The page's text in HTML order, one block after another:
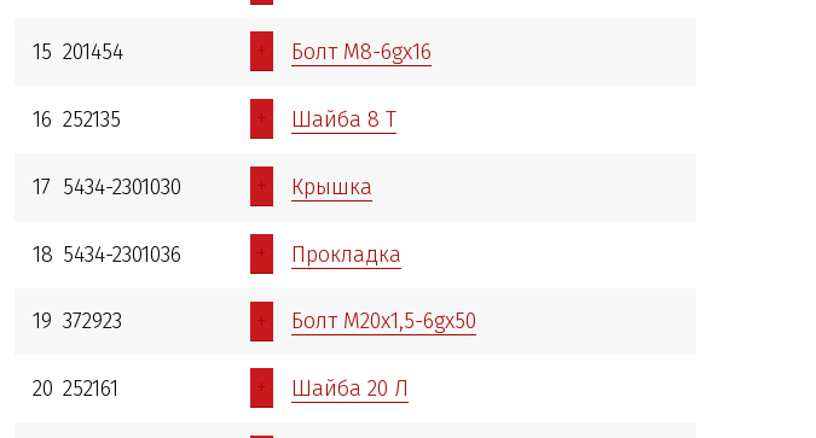
15 201454 + Болт М8-6gх16
16 252135 + Шайба 8 Т
17 5434-2301030 + Крышка
18 5434-2301036 + Прокладка
19 372923 + Болт М20х1,5-6gх50
20 252161 + Шайба 20 Л